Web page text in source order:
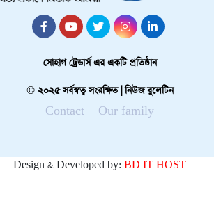
সোহাগ ট্রেডার্স এর একটি প্রতিষ্ঠান
© ২০২৫ সর্বস্বত্ব সংরক্ষিত | নিউজ বুলেটিন
Contact Our family
Design & Developed by: BD IT HOST